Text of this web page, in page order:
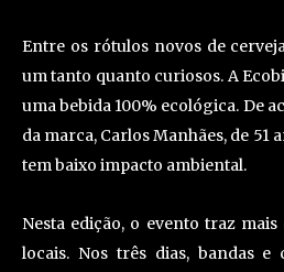
Entre os rótulos novos de
um tanto quanto curiosos. A
uma bebida 100% ecológica. De
da marca, Carlos Manhães, de 51
tem baixo impacto ambiental.
Nesta edição, o evento traz
locais. Nos três dias, bandas e